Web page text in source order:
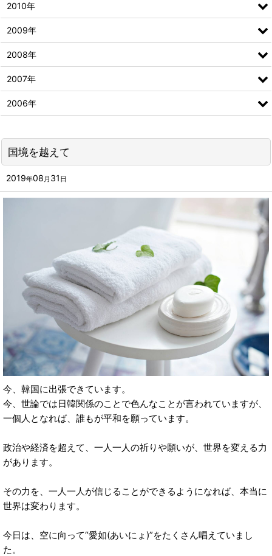
国境を越えて
2019年08 月 31 日
今、韓国に出張できています。
今、世論では日韓関係のことで色んなことが言われていますが、
一個人となれば、誰もが平和を願っています。
政治や経済を超えて、一人一人の祈りや願いが、世界を変える力
があります。
その力を、一人一人が信じることができるようになれば、本当に
世界は変わります。
今日は、空に向って“愛如(あいにょ)”をたくさん唱えていまし
た。
2010年
2009年
2008年
2007年
2006年